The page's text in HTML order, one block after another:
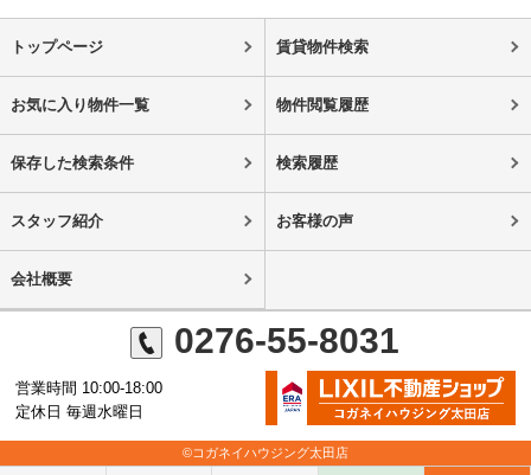
トップページ 賃貸物件検索
お気に入り物件一覧 物件閲覧履歴
保存した検索条件 検索履歴
スタッフ紹介 お客様の声
会社概要
0276-55-8031
営業時間 10:00-18:00
定休日 毎週水曜日
©コガネイハウジング太田店